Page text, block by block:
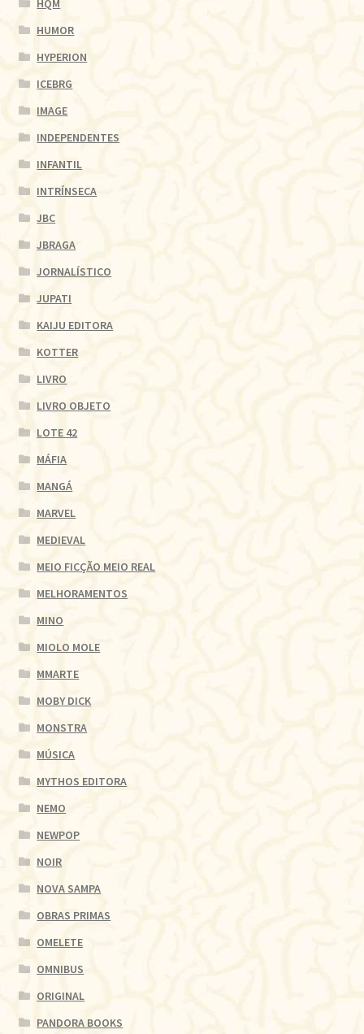
HQM
HUMOR
HYPERION
ICEBRG
IMAGE
INDEPENDENTES
INFANTIL
INTRÍNSECA
JBC
JBRAGA
JORNALÍSTICO
JUPATI
KAIJU EDITORA
KOTTER
LIVRO
LIVRO OBJETO
LOTE 42
MÁFIA
MANGÁ
MARVEL
MEDIEVAL
MEIO FICÇÃO MEIO REAL
MELHORAMENTOS
MINO
MIOLO MOLE
MMARTE
MOBY DICK
MONSTRA
MÚSICA
MYTHOS EDITORA
NEMO
NEWPOP
NOIR
NOVA SAMPA
OBRAS PRIMAS
OMELETE
OMNIBUS
ORIGINAL
PANDORA BOOKS